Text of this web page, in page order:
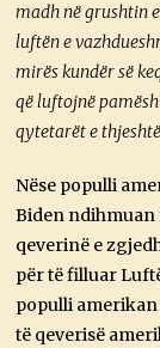
madh në grushtin
luftën e
mirës kundër së
që luftojnë
qytetarët e
Nëse populli
Biden
qeverinë e
për të filluar
populli
të qeverisë